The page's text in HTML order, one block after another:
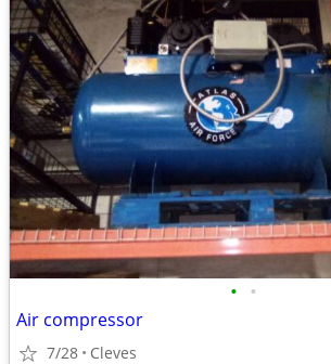
• •
Air compressor
7/28 Cleves